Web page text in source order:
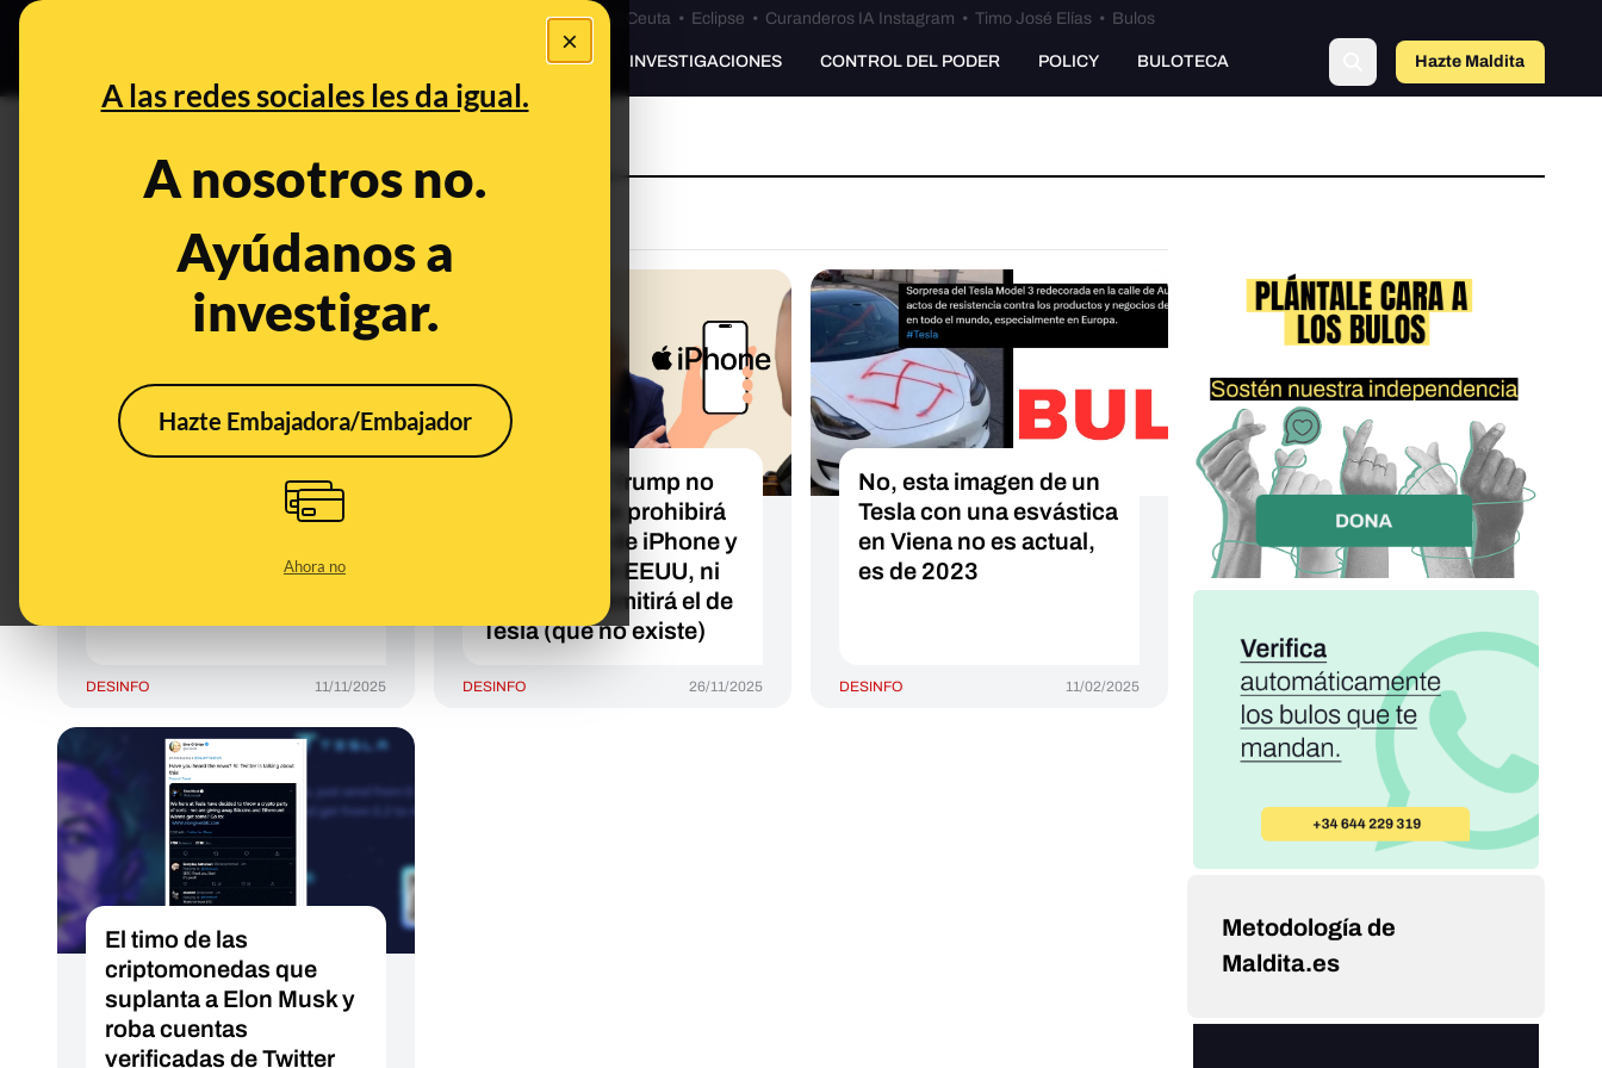
×
A las redes sociales les da igual.
A nosotros no.
Ayúdanos a
investigar.
Hazte Embajadora/Embajador
Ahora no
Especial Ceuta•Bulos Ceuta • Eclipse • Curanderos IA Instagram • Timo José Elías • Bulos
PREBUNKING INVESTIGACIONES CONTROL DEL PODER POLICY BULOTECA Hazte Maldita
No, Elon Musk no ha
presentado un teléfono
27 de noviembre de
DESINFO 11/11/2025
No, Donald Trump no
ha dicho que prohibirá
los móviles de iPhone y
Samsung en EEUU, ni
que solo permitirá el de
Tesla (que no existe)
DESINFO 26/11/2025
No, esta imagen de un
Tesla con una esvástica
en Viena no es actual,
es de 2023
DESINFO 11/02/2025
El timo de las
criptomonedas que
suplanta a Elon Musk y
roba cuentas
verificadas de Twitter
Metodología de
Maldita.es